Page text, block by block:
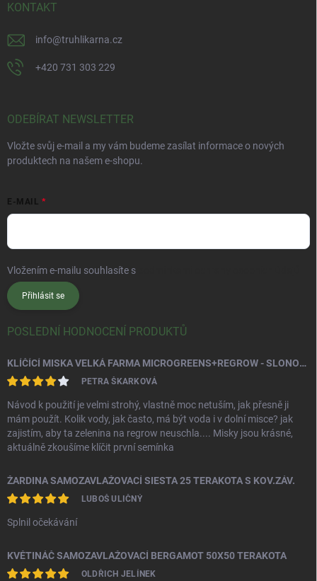
KONTAKT
info@truhlikarna.cz
+420 731 303 229
ODEBÍRAT NEWSLETTER
Vložte svůj e-mail a my vám budeme zasílat informace o nových
produktech na našem e-shopu.
E-MAIL
Vložením e-mailu souhlasíte s
Přihlásit se
POSLEDNÍ HODNOCENÍ PRODUKTŮ
KLÍČÍCÍ MISKA VELKÁ FARMA MICROGREENS+REGROW - SLONOVÁ KOST
PETRA ŠKARKOVÁ
Návod k použití je velmi strohý, vlastně moc netuším, jak přesně ji
mám použít. Kolik vody, jak často, má být voda i v dolní misce? jak
zajistím, aby ta zelenina na regrow neuschla.... Misky jsou krásné,
aktuálně zkoušíme klíčit první semínka
ŽARDINA SAMOZAVLAŽOVACÍ SIESTA 25 TERAKOTA S KOV.ZÁV.
LUBOŠ ULIČNÝ
Splnil očekávání
KVĚTINÁČ SAMOZAVLAŽOVACÍ BERGAMOT 50X50 TERAKOTA
OLDŘICH JELÍNEK